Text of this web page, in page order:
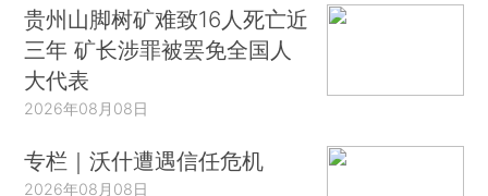
贵州山脚树矿难致16人死亡近
三年 矿长涉罪被罢免全国人
大代表
2026年08月08日
专栏｜沃什遭遇信任危机
2026年08月08日